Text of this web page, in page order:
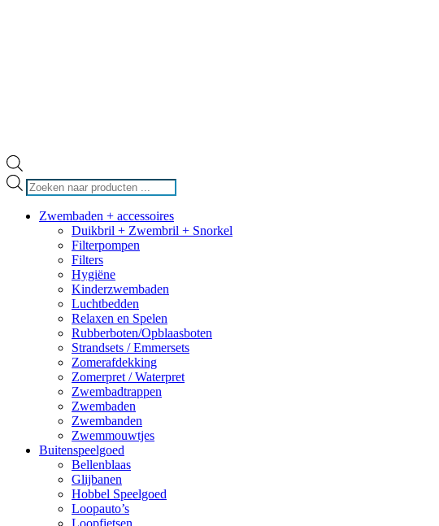
Producten
zoeken
Zwembaden + accessoires
Duikbril + Zwembril + Snorkel
Filterpompen
Filters
Hygiëne
Kinderzwembaden
Luchtbedden
Relaxen en Spelen
Rubberboten/Opblaasboten
Strandsets / Emmersets
Zomerafdekking
Zomerpret / Waterpret
Zwembadtrappen
Zwembaden
Zwembanden
Zwemmouwtjes
Buitenspeelgoed
Bellenblaas
Glijbanen
Hobbel Speelgoed
Loopauto’s
Loopfietsen